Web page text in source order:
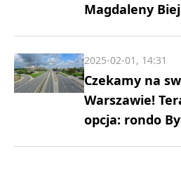
Magdaleny
Czekamy na
Warszawie!
opcja: rondo
2025-02-01, 14:31